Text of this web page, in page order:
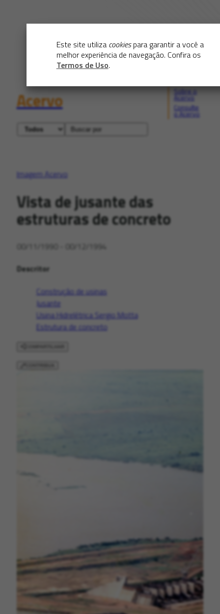
Este site utiliza cookiespara garantir a você a
melhor experiência de navegação. Confira os
Termos de Uso.
Acervo
Consulte
Imagem Acervo
Vista de jusante das
estruturas de concreto
00/11/1990 - 00/12/1994
Descritor
Construção de usinas
Jusante
Usina Hidrelétrica Sergio Motta
Estrutura de concreto